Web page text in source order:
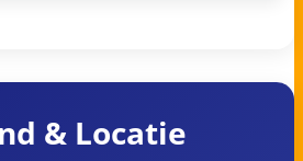
& Locatie